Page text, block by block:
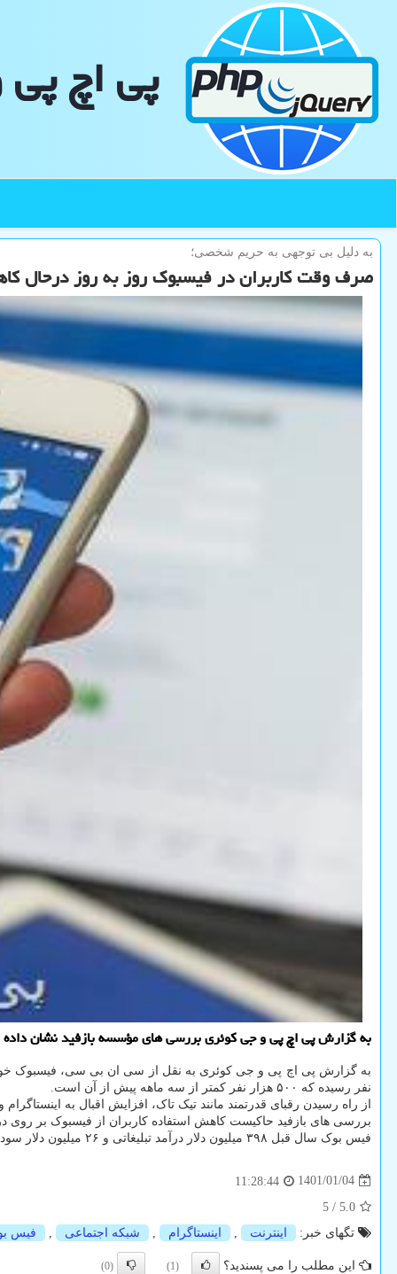
پی اچ
به دلیل بی توجهی به حریم شخصی؛
صرف وقت کاربران در فیسبوک روز به روز درحال
به گزارش پی اچ پی و جی کوئری بررسی های مؤسسه بازفید نشان
نفر رسیده که ۵۰۰ هزار نفر کمتر از سه ماهه پیش از آن است.
از راه رسیدن رقبای قدرتمند مانند تیک تاک، افزایش اقبال به
بررسی های بازفید حاکیست کاهش استفاده کاربران از فیسبوک بر روی
فیس بوک سال قبل ۳۹۸ میلیون دلار درآمد تبلیغاتی و ۲۶ میلیون دلار سود خالص از این محل داشت. بازفید اعلام نکرده که میزان استفاده از فیسبوک دقیقاً چقدر کاهش داشته است.
1401/01/04
11:28:44
5.0
/
5
تگهای خبر:
اینترنت , اینستاگرام , شبكه اجتماعی , فیس
این مطلب را می پسندید؟ (1)
(0)